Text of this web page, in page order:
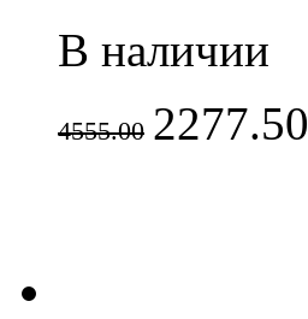
В наличии
4555.00 2277.50